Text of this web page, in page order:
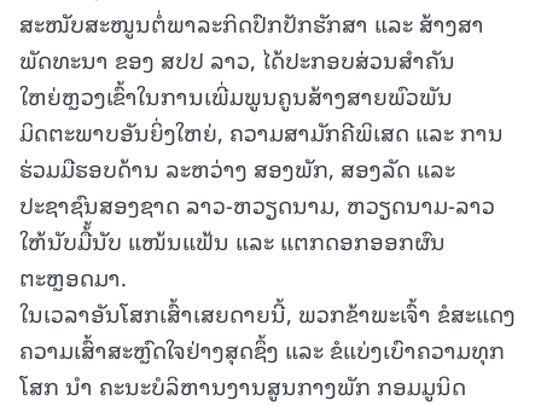
ສະໜັບສະໜູນຕໍ່ພາລະກິດປົກປັກຮັກສາ ແລະ ສ້າງສາ
ພັດທະນາ ຂອງ ສປປ ລາວ, ໄດ້ປະກອບສ່ວນສຳຄັນ
ໃຫຍ່ຫຼວງເຂົ້າໃນການເພີ່ມພູນຄູນສ້າງສາຍພົວພັນ
ມິດຕະພາບອັນຍິ່ງໃຫຍ່, ຄວາມສາມັກຄີພິເສດ ແລະ ການ
ຮ່ວມມືຮອບດ້ານ ລະຫວ່າງ ສອງພັກ, ສອງລັດ ແລະ
ປະຊາຊົນສອງຊາດ ລາວ-ຫວຽດນາມ, ຫວຽດນາມ-ລາວ
ໃຫ້ນັບມື້້ນັບ ແໜ້ນແຟ້ນ ແລະ ແຕກດອກອອກຜົນ
ຕະຫຼອດມາ.
ໃນເວລາອັນໂສກເສົ້າເສຍດາຍນີ້, ພວກຂ້າພະເຈົ້າ ຂໍສະແດງ
ຄວາມເສົ້າສະຫຼົດໃຈຢ່າງສຸດຊຶ້ງ ແລະ ຂໍແບ່ງເບົາຄວາມທຸກ
ໂສກ ນໍາ ຄະນະບໍລິຫານງານສູນກາງພັກ ກອມມູນິດ